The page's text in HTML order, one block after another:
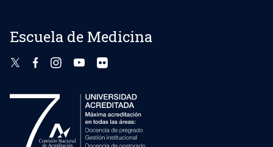
Escuela de Medicina